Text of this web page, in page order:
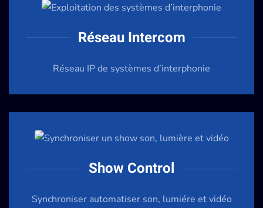
Réseau Intercom
Réseau IP de systèmes d’interphonie
Show Control
Synchroniser automatiser son, lumiére et vidéo